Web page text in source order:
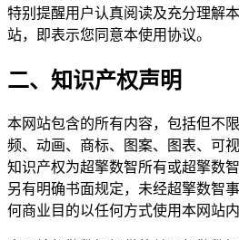
特别提醒用户认真阅读及充分理解
站，即表示您同意本使用协议。
二、知识产权声明
本网站包含的所有内容，包括但不
频、动画、商标、图案、图表、可
知识产权为超擎数智所有或超擎数
另有明确书面规定，未经超擎数智
何商业目的以任何方式使用本网站内